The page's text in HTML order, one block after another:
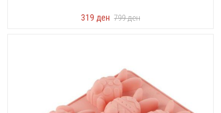
319 ден 799ден